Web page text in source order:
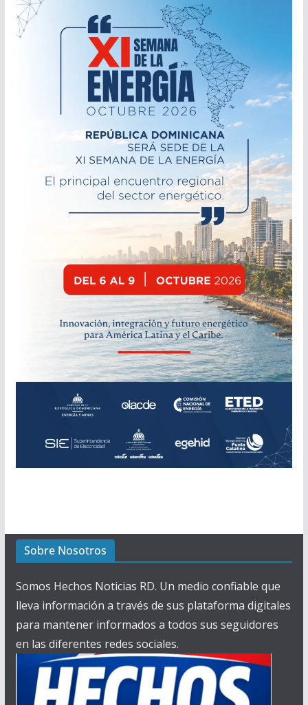
Sobre Nosotros
Somos Hechos Noticias RD. Un medio confiable que
lleva información a través de sus plataforma digitales
para mantener informados a todos sus seguidores
en las diferentes redes sociales.